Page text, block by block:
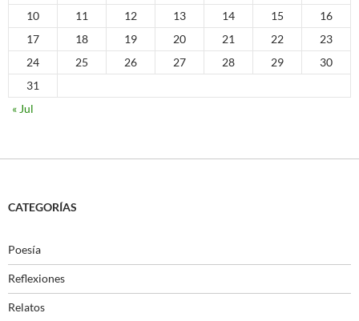
10
11 12 13 14 15
16
17
18 19 20 21 22
23
24
25 26 27 28 29
30
31
« Jul
CATEGORÍAS
Poesía
Reflexiones
Relatos